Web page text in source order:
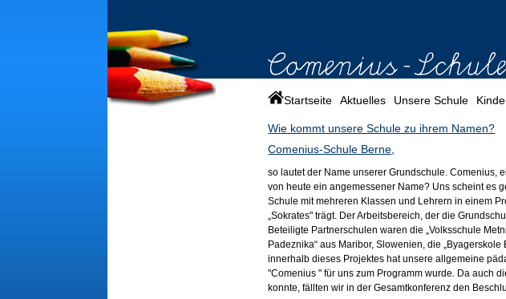
Startseite Aktuelles Unsere Schule
Wie kommt unsere Schule zu ihrem Namen?
Comenius-Schule Berne,
so lautet der Name unserer Grundschule. Comenius,
von heute ein angemessener Name? Uns scheint es
Schule mit mehreren Klassen und Lehrern in einem
„Sokrates" trägt. Der Arbeitsbereich, der die
Beteiligte Partnerschulen waren die „Volksschule
Padeznika“ aus Maribor, Slowenien, die
innerhalb dieses Projektes hat unsere allgemeine
"Comenius " für uns zum Programm wurde. Da auch
konnte, fällten wir in der Gesamtkonferenz den